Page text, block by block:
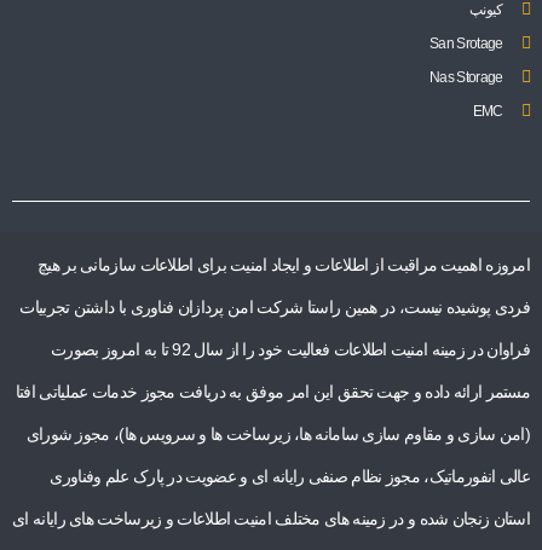
کیونپ
San Srotage
Nas Storage
EMC
امروزه اهمیت مراقبت از اطلاعات و ایجاد امنیت برای اطلاعات سازمانی بر هیچ
فردی پوشیده نیست، در همین راستا شرکت امن پردازان فناوری با داشتن تجربیات
فراوان در زمینه امنیت اطلاعات فعالیت خود را از سال 92 تا به امروز بصورت
مستمر ارائه داده و جهت تحقق این امر موفق به دریافت مجوز خدمات عملیاتی افتا
(امن سازی و مقاوم سازی سامانه ها، زیرساخت ها و سرویس ها)، مجوز شورای
عالی انفورماتیک، مجوز نظام صنفی رایانه ای و عضویت در پارک علم وفناوری
استان زنجان شده و در زمینه های مختلف امنیت اطلاعات و زیرساخت های رایانه ای